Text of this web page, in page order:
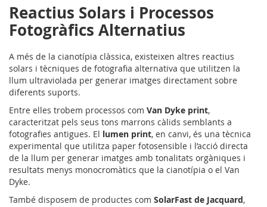
Reactius Solars i Processos
Fotogràfics Alternatius
A més de la cianotípia clàssica, existeixen altres reactius
solars i tècniques de fotografia alternativa que utilitzen la
llum ultraviolada per generar imatges directament sobre
diferents suports.
Entre elles trobem processos com Van Dyke print,
caracteritzat pels seus tons marrons càlids semblants a
fotografies antigues. El lumen print, en canvi, és una tècnica
experimental que utilitza paper fotosensible i l’acció directa
de la llum per generar imatges amb tonalitats orgàniques i
resultats menys monocromàtics que la cianotípia o el Van
Dyke.
També disposem de productes com SolarFast de Jacquard,